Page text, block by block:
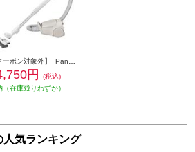
円
(税込)
（在庫残りわずか）
人気ランキング